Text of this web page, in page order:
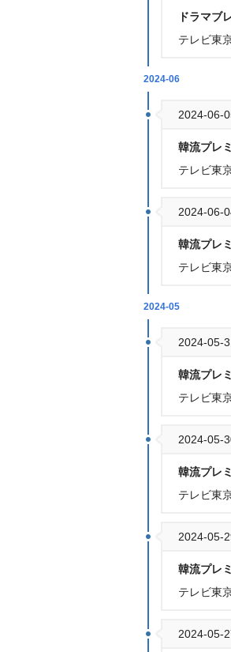
ドラマブ
テレビ東
2024-06
2024-06-
韓流プレ
テレビ東
2024-06-
韓流プレ
テレビ東
2024-05
2024-05-
韓流プレ
テレビ東
2024-05-
韓流プレ
テレビ東
2024-05-
韓流プレ
テレビ東
2024-05-